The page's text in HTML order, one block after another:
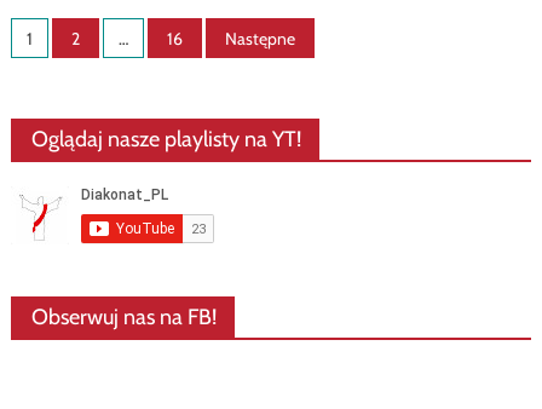
Stronicowanie
1 2 … 16 Następne
Oglądaj nasze playlisty na YT!
Obserwuj nas na FB!